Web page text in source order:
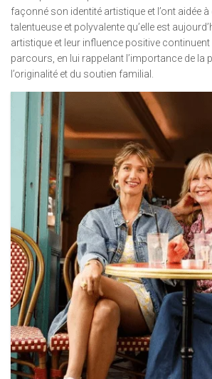
façonné son identité artistique et l’ont aidée à
talentueuse et polyvalente qu’elle est
artistique et leur influence positive
parcours, en lui rappelant l’importance de la
l’originalité et du soutien familial.